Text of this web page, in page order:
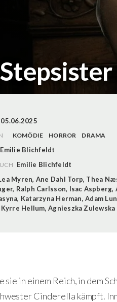
05.06.2025
KOMÖDIE HORROR
DRAMA
Emilie Blichfeldt
Emilie Blichfeldt
Myren, Ane Dahl Torp, Thea
, Ralph Carlsson, Isac Aspberg,
, Katarzyna Herman,Adam
Kyrre Hellum,Agnieszka Zulewska
sie in einem Reich, in dem
Cinderella kämpft.